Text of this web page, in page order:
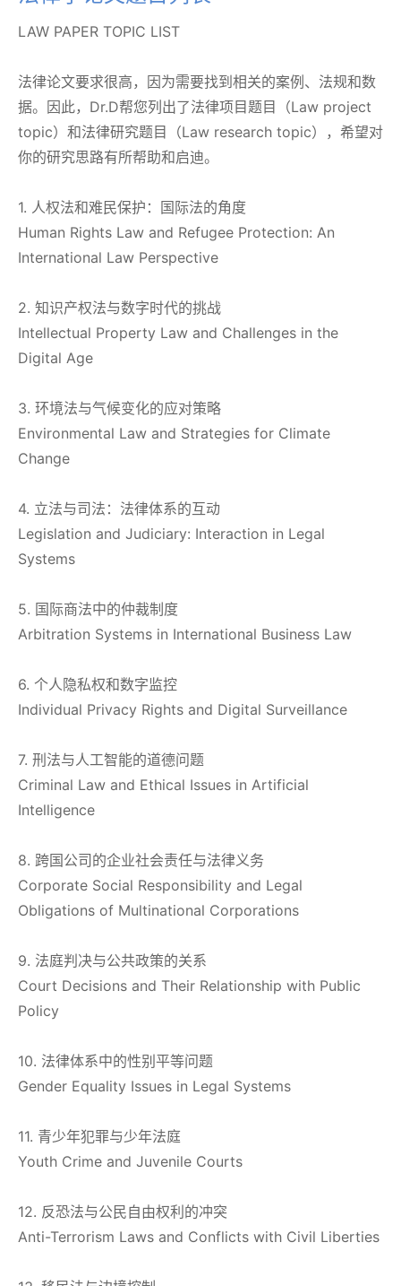
LAW PAPER TOPIC LIST
法律论文要求很高，因为需要找到相关的案例、法规和数
据。因此，Dr.D帮您列出了法律项目题目（Law project
topic）和法律研究题目（Law research topic），希望对
你的研究思路有所帮助和启迪。
1. 人权法和难民保护：国际法的角度
Human Rights Law and Refugee Protection: An
International Law Perspective
2. 知识产权法与数字时代的挑战
Intellectual Property Law and Challenges in the
Digital Age
3. 环境法与气候变化的应对策略
Environmental Law and Strategies for Climate
Change
4. 立法与司法：法律体系的互动
Legislation and Judiciary: Interaction in Legal
Systems
5. 国际商法中的仲裁制度
Arbitration Systems in International Business Law
6. 个人隐私权和数字监控
Individual Privacy Rights and Digital Surveillance
7. 刑法与人工智能的道德问题
Criminal Law and Ethical Issues in Artificial
Intelligence
8. 跨国公司的企业社会责任与法律义务
Corporate Social Responsibility and Legal
Obligations of Multinational Corporations
9. 法庭判决与公共政策的关系
Court Decisions and Their Relationship with Public
Policy
10. 法律体系中的性别平等问题
Gender Equality Issues in Legal Systems
11. 青少年犯罪与少年法庭
Youth Crime and Juvenile Courts
12. 反恐法与公民自由权利的冲突
Anti-Terrorism Laws and Conflicts with Civil Liberties